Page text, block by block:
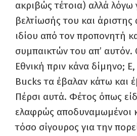
ακριβώς τέτοια) αλλά λόγω
βελτίωσής του και άριστης
ιδίου από τον προπονητή
συμπαικτών του απ’
Εθνική πριν κάνα δίμηνο;
Bucks τα έβαλαν κάτω και
Πέρσι αυτά. Φέτος όπως
ελαφρώς αποδυναμωμένοι
τόσο σίγουρος για την